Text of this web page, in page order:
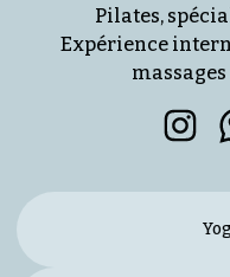
Pilates,
Expérience